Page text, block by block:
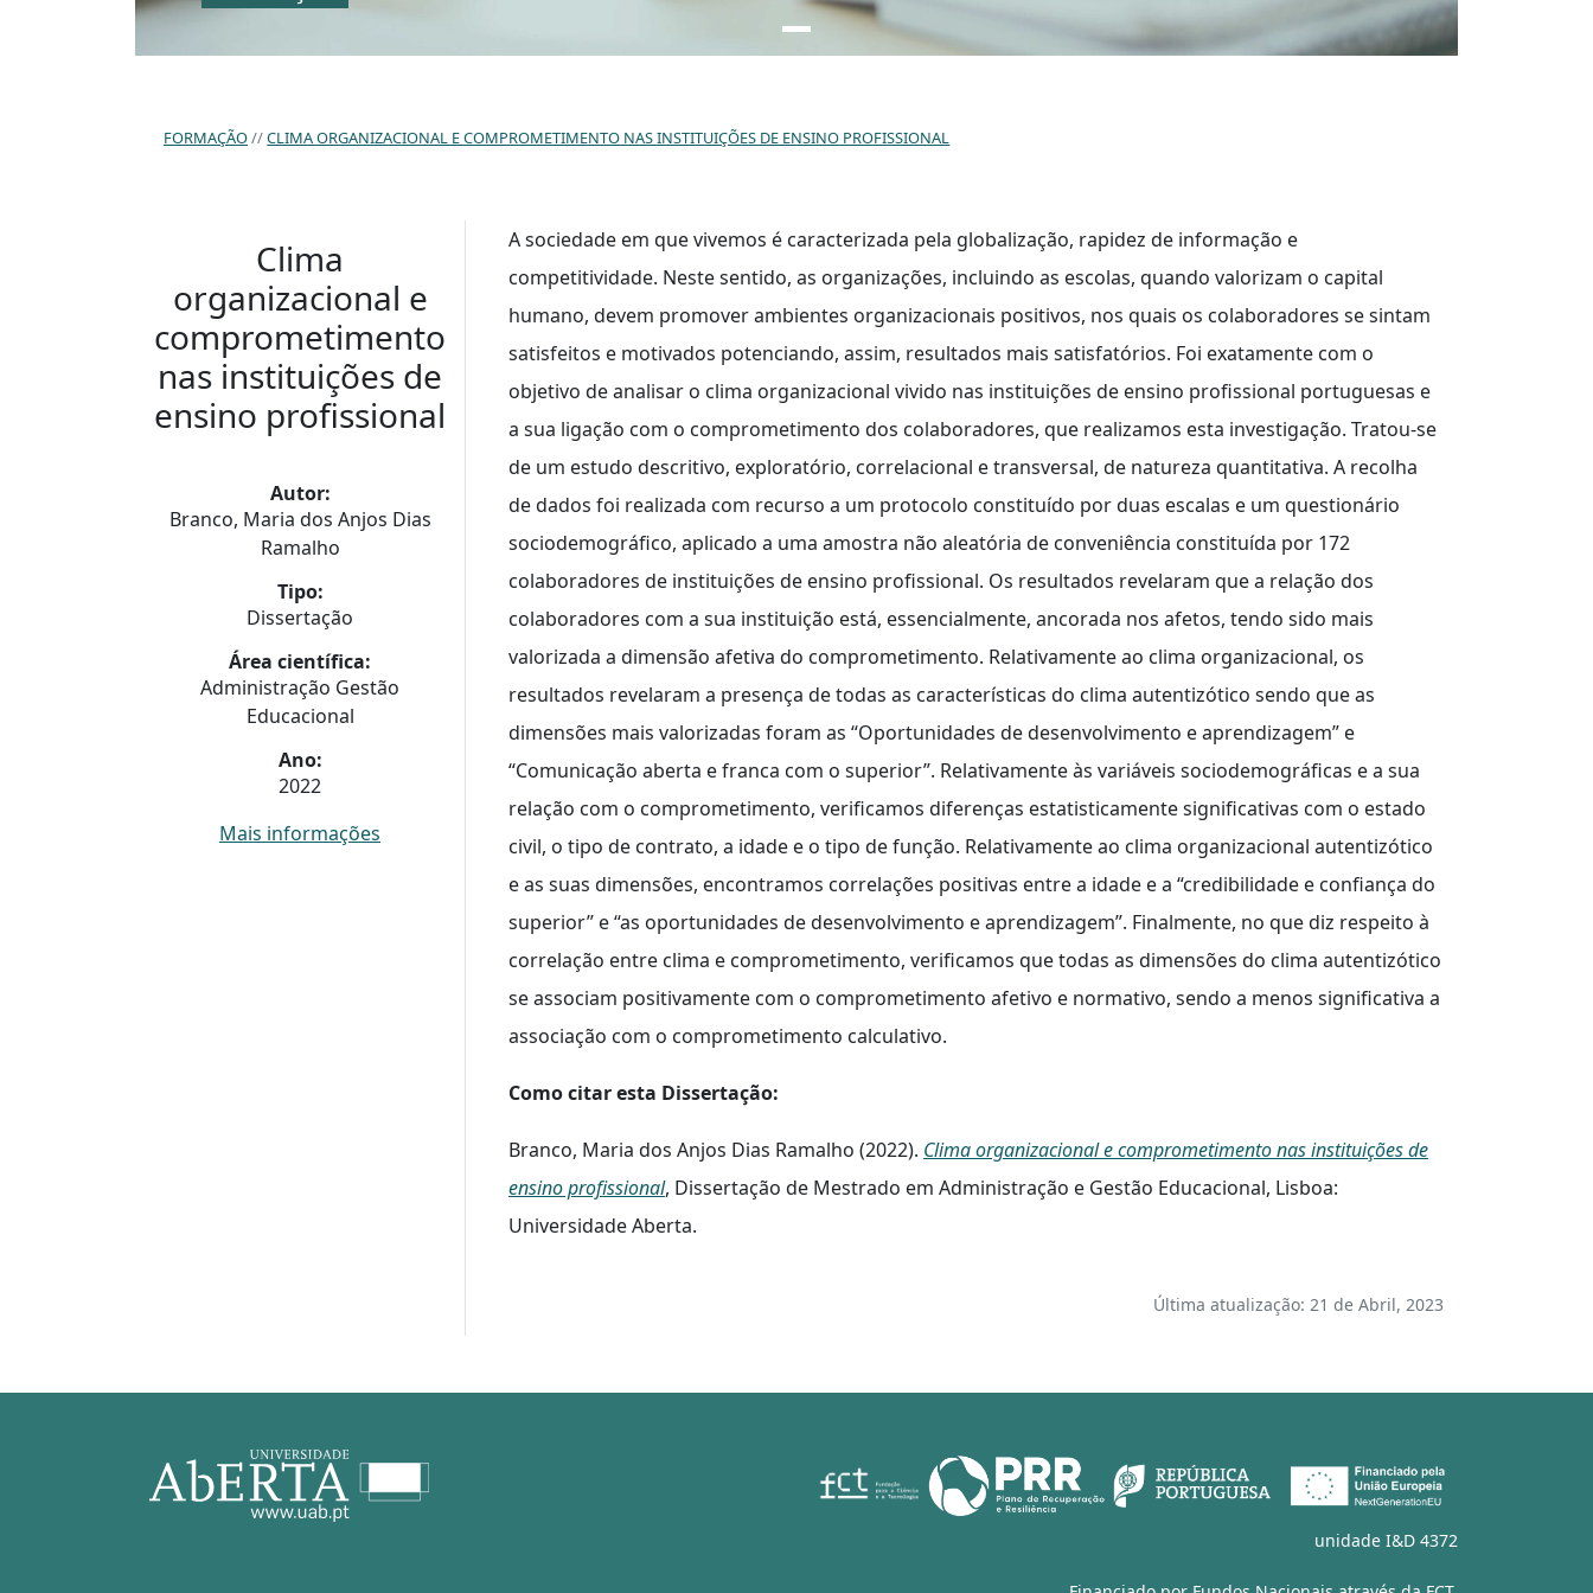
FORMAÇÃO CLIMA ORGANIZACIONAL E COMPROMETIMENTO NAS INSTITUIÇÕES DE ENSINO PROFISSIONAL
Clima
organizacional e
comprometimento
nas instituições de
ensino profissional
Autor:
Branco, Maria dos Anjos Dias
Ramalho
Tipo:
Dissertação
Área científica:
Administração Gestão
Educacional
Ano:
2022
Mais informações
A sociedade em que vivemos é caracterizada pela globalização, rapidez de informação e
competitividade. Neste sentido, as organizações, incluindo as escolas, quando valorizam o capital
humano, devem promover ambientes organizacionais positivos, nos quais os colaboradores se sintam
satisfeitos e motivados potenciando, assim, resultados mais satisfatórios. Foi exatamente com o
objetivo de analisar o clima organizacional vivido nas instituições de ensino profissional portuguesas e
a sua ligação com o comprometimento dos colaboradores, que realizamos esta investigação. Tratou-se
de um estudo descritivo, exploratório, correlacional e transversal, de natureza quantitativa. A recolha
de dados foi realizada com recurso a um protocolo constituído por duas escalas e um questionário
sociodemográfico, aplicado a uma amostra não aleatória de conveniência constituída por 172
colaboradores de instituições de ensino profissional. Os resultados revelaram que a relação dos
colaboradores com a sua instituição está, essencialmente, ancorada nos afetos, tendo sido mais
valorizada a dimensão afetiva do comprometimento. Relativamente ao clima organizacional, os
resultados revelaram a presença de todas as características do clima autentizótico sendo que as
dimensões mais valorizadas foram as “Oportunidades de desenvolvimento e aprendizagem” e
“Comunicação aberta e franca com o superior”. Relativamente às variáveis sociodemográficas e a sua
relação com o comprometimento, verificamos diferenças estatisticamente significativas com o estado
civil, o tipo de contrato, a idade e o tipo de função. Relativamente ao clima organizacional autentizótico
e as suas dimensões, encontramos correlações positivas entre a idade e a “credibilidade e confiança do
superior” e “as oportunidades de desenvolvimento e aprendizagem”. Finalmente, no que diz respeito à
correlação entre clima e comprometimento, verificamos que todas as dimensões do clima autentizótico
se associam positivamente com o comprometimento afetivo e normativo, sendo a menos significativa a
associação com o comprometimento calculativo.
Como citar esta Dissertação:
Branco, Maria dos Anjos Dias Ramalho (2022). Clima organizacional e comprometimento nas instituições de
ensino profissional, Dissertação de Mestrado em Administração e Gestão Educacional, Lisboa:
Universidade Aberta.
Última atualização: 21 de Abril, 2023
unidade I&D 4372